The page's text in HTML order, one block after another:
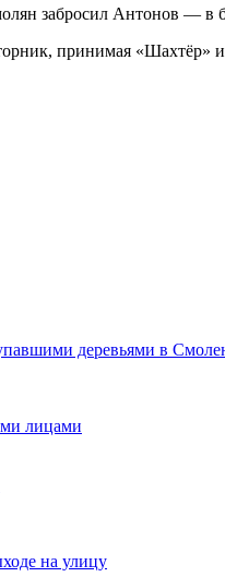
забросил Антонов — в
принимая «Шахтёр»
деревьями в
лицами
на улицу